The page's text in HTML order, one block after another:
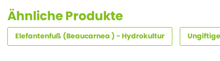
Ähnliche Produkte
Elefantenfuß (Beaucarnea ) - Hydrokultur